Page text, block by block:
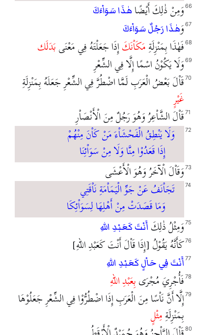
وَمِنْ ذٰلِكَ أَيْضًا هٰذَا سَوَاْءَكَ 66
وَهٰذَا رَجُلٌ سَوَاْءَكَ 67
فَهٰذَا بِمَنْزِلَةِمَكَاْنَكَإِذَا جَعَلْتَهُ فِي مَعْنَىبَدَلَك 68
وَلَا يَكُوْنُ اسْمًا إِلَّا فِي الشِّعْرِ 69
قَاْلَ بَعْضُ الْعَرَبِ لَمَّا اضْطُرَّ فِي الشِّعْرِ جَعَلَهُ بِمَنْزِلَةِ
غَيْرٍ
70
قَاْلَ الشَّاْعِرُ وَهُوَ رَجُلٌ مِنَ الْأَنْصَاْرِ 71
وَلَا يَنْطِقُ الْفَحْشَاْءَ مَنْ كَاْنَ مِنْهُمْ
إِذَا قَعَدُوْا مِنَّا وَلَا مِنْ سَوَاْئِنَا
72
وَقَاْلَ الْآخَرُ وَهُوَ الْأَعْشَى 73
تَجَاْنَفُ عَنْ جَوِّ الْيَمَاْمَةِ نَاْقَتِي
وَمَا قَصَدَتْ مِنْ أَهْلِهَا لِسَوَاْئِكَا
74
وَمِثْلُ ذٰلِكَ أَنْتَ كَعَبْدِ اللهِ 75
كَأَنَّهُ يَقُوْلُ [إِذَا قَاْلَ أَنْتَ كَعَبْدِ اللهِ]76
أَنْتَ فِي حَاْلٍ كَعَبْدِ اللهِ 77
فَأُجْرِيَ مُجْرَىبِعَبْدِ اللهِ 78
إِلَّا أَنَّ نَاْسًا مِنَ الْعَرَبِ إِذَا اضْطُرُّوْا فِي الشِّعْرِ جَعَلُوْهَا
بِمَنْزِلَةِمِثْلٍ
79
80